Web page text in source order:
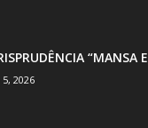
“MANSA
2026